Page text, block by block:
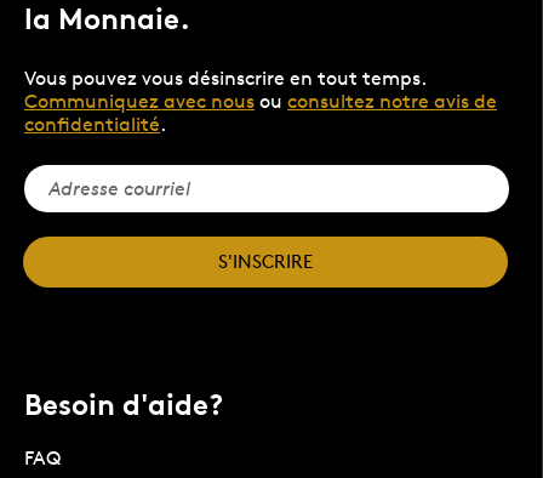
la Monnaie.
Vous pouvez vous désinscrire en tout temps.
Communiquez avec nous ou consultez notre avis de
confidentialité.
S'INSCRIRE
Besoin d'aide?
FAQ